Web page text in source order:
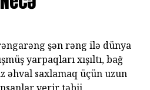
şən rəng ilə dünya
yarpaqları xışıltı, bağ
əhval saxlamaq üçün uzun